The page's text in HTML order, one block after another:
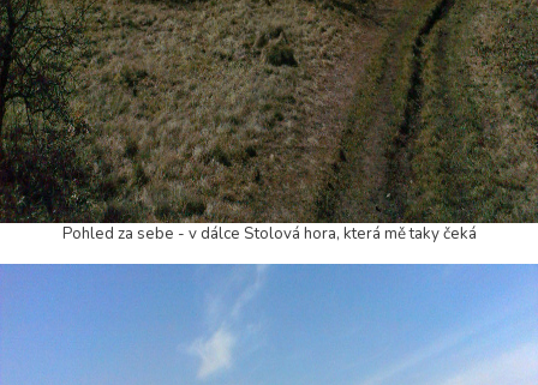
Pohled za sebe - v dálce Stolová hora, která mě taky čeká